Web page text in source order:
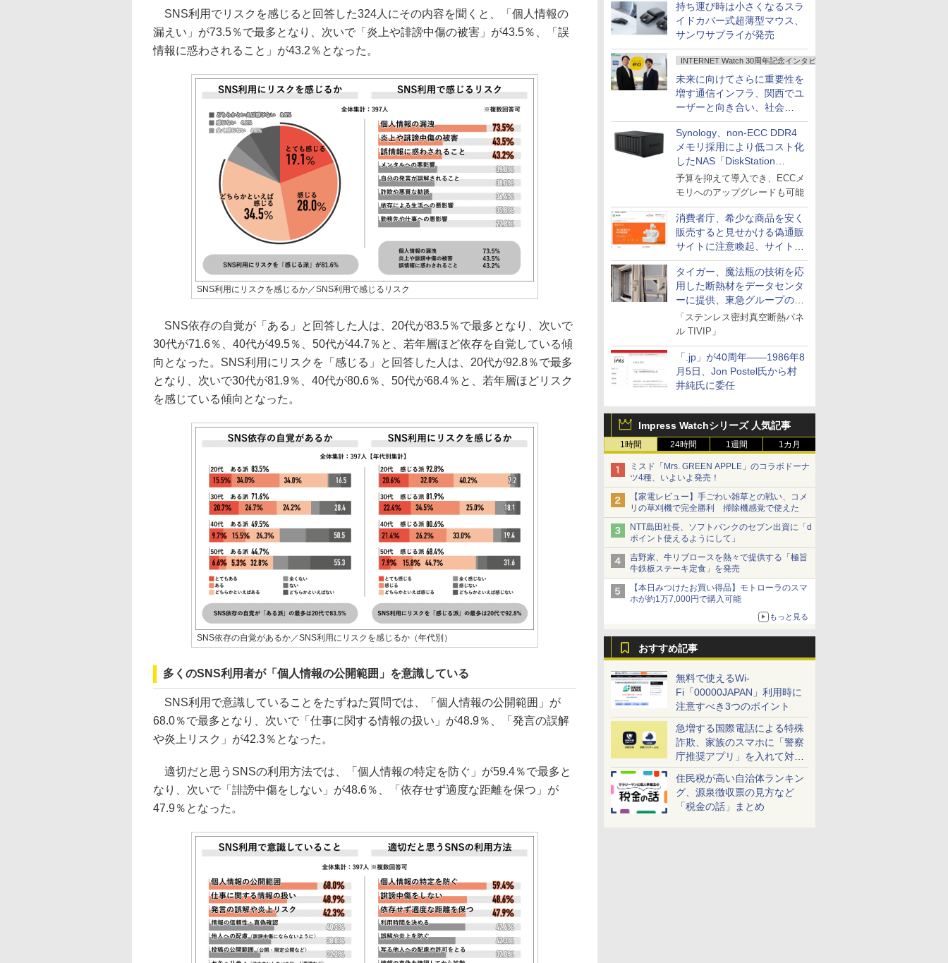
持ち運び時は小さくなるスラ
イドカバー式超薄型マウス、
サンワサプライが発売
INTERNET Watch 30周年記念インタビュー
未来に向けてさらに重要性を
増す通信インフラ、関西でユ
ーザーと向き合い、社会
の“あたらしい”を起動し続け
る～オプテージ
Synology、non-ECC DDR4
メモリ採用により低コスト化
したNAS「DiskStation
neo+」シリーズ
予算を抑えて導入でき、ECCメ
モリへのアップグレードも可能
消費者庁、希少な商品を安く
販売すると見せかける偽通販
サイトに注意喚起、サイト名
とドメイン名を公表
タイガー、魔法瓶の技術を応
用した断熱材をデータセンタ
ーに提供、東急グループの実
証実験で
「ステンレス密封真空断熱パネ
ル TIVIP」
「.jp」が40周年――1986年8
月5日、Jon Postel氏から村
井純氏に委任
Impress Watchシリーズ 人気記事
1時間 24時間 1週間 1カ月
ミスド「Mrs. GREEN APPLE」のコラボドーナ
ツ4種、いよいよ発売！
【家電レビュー】手ごわい雑草との戦い、コメ
リの草刈機で完全勝利 掃除機感覚で使えた
NTT島田社長、ソフトバンクのセブン出資に「d
ポイント使えるようにして」
吉野家、牛リブロースを熱々で提供する「極旨
牛鉄板ステーキ定食」を発売
【本日みつけたお買い得品】モトローラのスマ
ホが約1万7,000円で購入可能
もっと見る
おすすめ記事
無料で使えるWi-
Fi「00000JAPAN」利用時に
注意すべき3つのポイント
急増する国際電話による特殊
詐欺、家族のスマホに「警察
庁推奨アプリ」を入れて対策
しよう！
住民税が高い自治体ランキン
グ、源泉徴収票の見方など
「税金の話」まとめ
SNS利用でリスクを感じると回答した324人にその内容を聞くと、「個人情報の
漏えい」が73.5％で最多となり、次いで「炎上や誹謗中傷の被害」が43.5％、「誤
情報に惑わされること」が43.2％となった。
SNS利用にリスクを感じるか／SNS利用で感じるリスク
SNS依存の自覚が「ある」と回答した人は、20代が83.5％で最多となり、次いで
30代が71.6％、40代が49.5％、50代が44.7％と、若年層ほど依存を自覚している傾
向となった。SNS利用にリスクを「感じる」と回答した人は、20代が92.8％で最多
となり、次いで30代が81.9％、40代が80.6％、50代が68.4％と、若年層ほどリスク
を感じている傾向となった。
SNS依存の自覚があるか／SNS利用にリスクを感じるか（年代別）
多くのSNS利用者が「個人情報の公開範囲」を意識している
SNS利用で意識していることをたずねた質問では、「個人情報の公開範囲」が
68.0％で最多となり、次いで「仕事に関する情報の扱い」が48.9％、「発言の誤解
や炎上リスク」が42.3％となった。
適切だと思うSNSの利用方法では、「個人情報の特定を防ぐ」が59.4％で最多と
なり、次いで「誹謗中傷をしない」が48.6％、「依存せず適度な距離を保つ」が
47.9％となった。